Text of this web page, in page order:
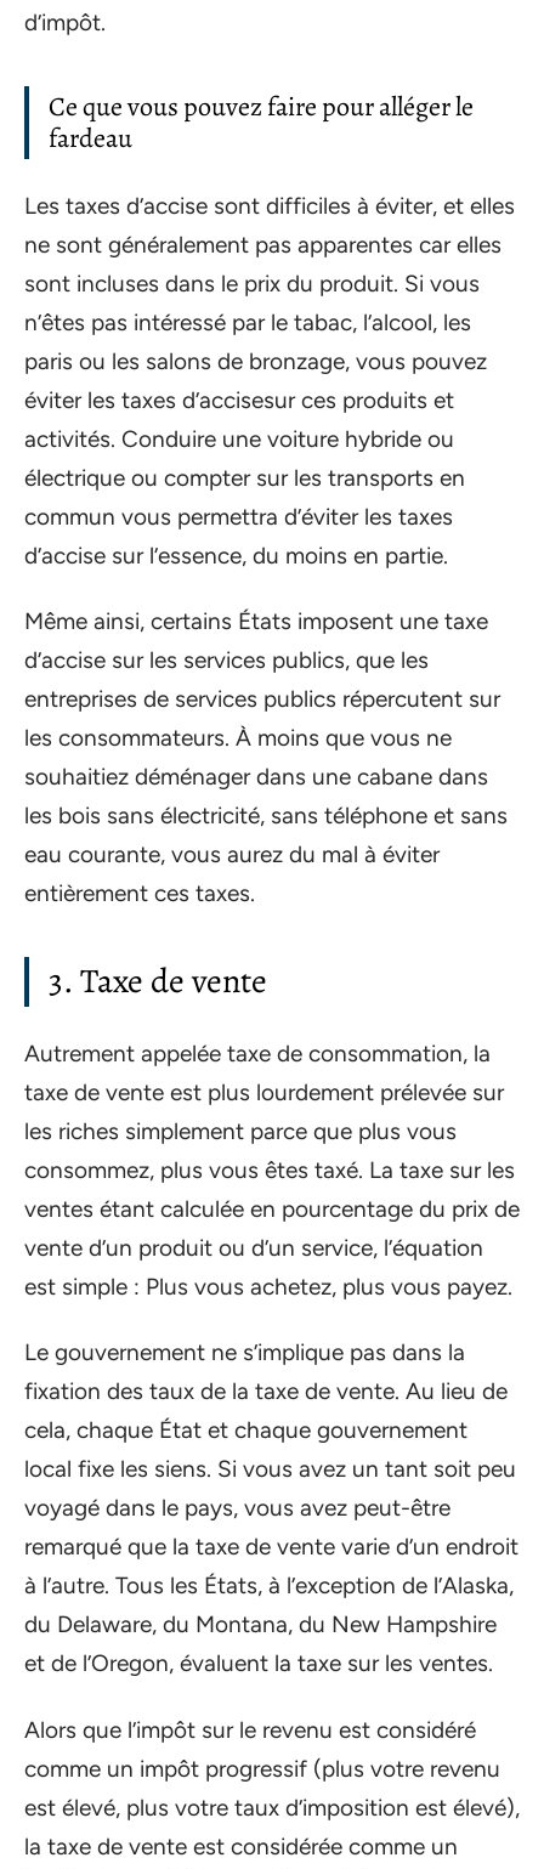
d’impôt.
Ce que vous pouvez faire pour alléger le
fardeau
Les taxes d’accise sont difficiles à éviter, et elles
ne sont généralement pas apparentes car elles
sont incluses dans le prix du produit. Si vous
n’êtes pas intéressé par le tabac, l’alcool, les
paris ou les salons de bronzage, vous pouvez
éviter les taxes d’accisesur ces produits et
activités. Conduire une voiture hybride ou
électrique ou compter sur les transports en
commun vous permettra d’éviter les taxes
d’accise sur l’essence, du moins en partie.
Même ainsi, certains États imposent une taxe
d’accise sur les services publics, que les
entreprises de services publics répercutent sur
les consommateurs. À moins que vous ne
souhaitiez déménager dans une cabane dans
les bois sans électricité, sans téléphone et sans
eau courante, vous aurez du mal à éviter
entièrement ces taxes.
3. Taxe de vente
Autrement appelée taxe de consommation, la
taxe de vente est plus lourdement prélevée sur
les riches simplement parce que plus vous
consommez, plus vous êtes taxé. La taxe sur les
ventes étant calculée en pourcentage du prix de
vente d’un produit ou d’un service, l’équation
est simple : Plus vous achetez, plus vous payez.
Le gouvernement ne s’implique pas dans la
fixation des taux de la taxe de vente. Au lieu de
cela, chaque État et chaque gouvernement
local fixe les siens. Si vous avez un tant soit peu
voyagé dans le pays, vous avez peut-être
remarqué que la taxe de vente varie d’un endroit
à l’autre. Tous les États, à l’exception de l’Alaska,
du Delaware, du Montana, du New Hampshire
et de l’Oregon, évaluent la taxe sur les ventes.
Alors que l’impôt sur le revenu est considéré
comme un impôt progressif (plus votre revenu
est élevé, plus votre taux d’imposition est élevé),
la taxe de vente est considérée comme un